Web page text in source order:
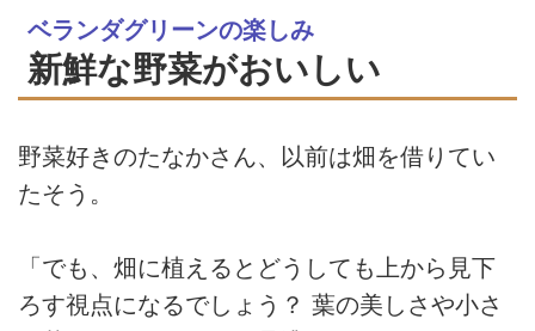
ベランダグリーンの楽しみ
新鮮な野菜がおいしい
野菜好きのたなかさん、以前は畑を借りてい
たそう。
「でも、畑に植えるとどうしても上から見下
ろす視点になるでしょう？ 葉の美しさや小さ